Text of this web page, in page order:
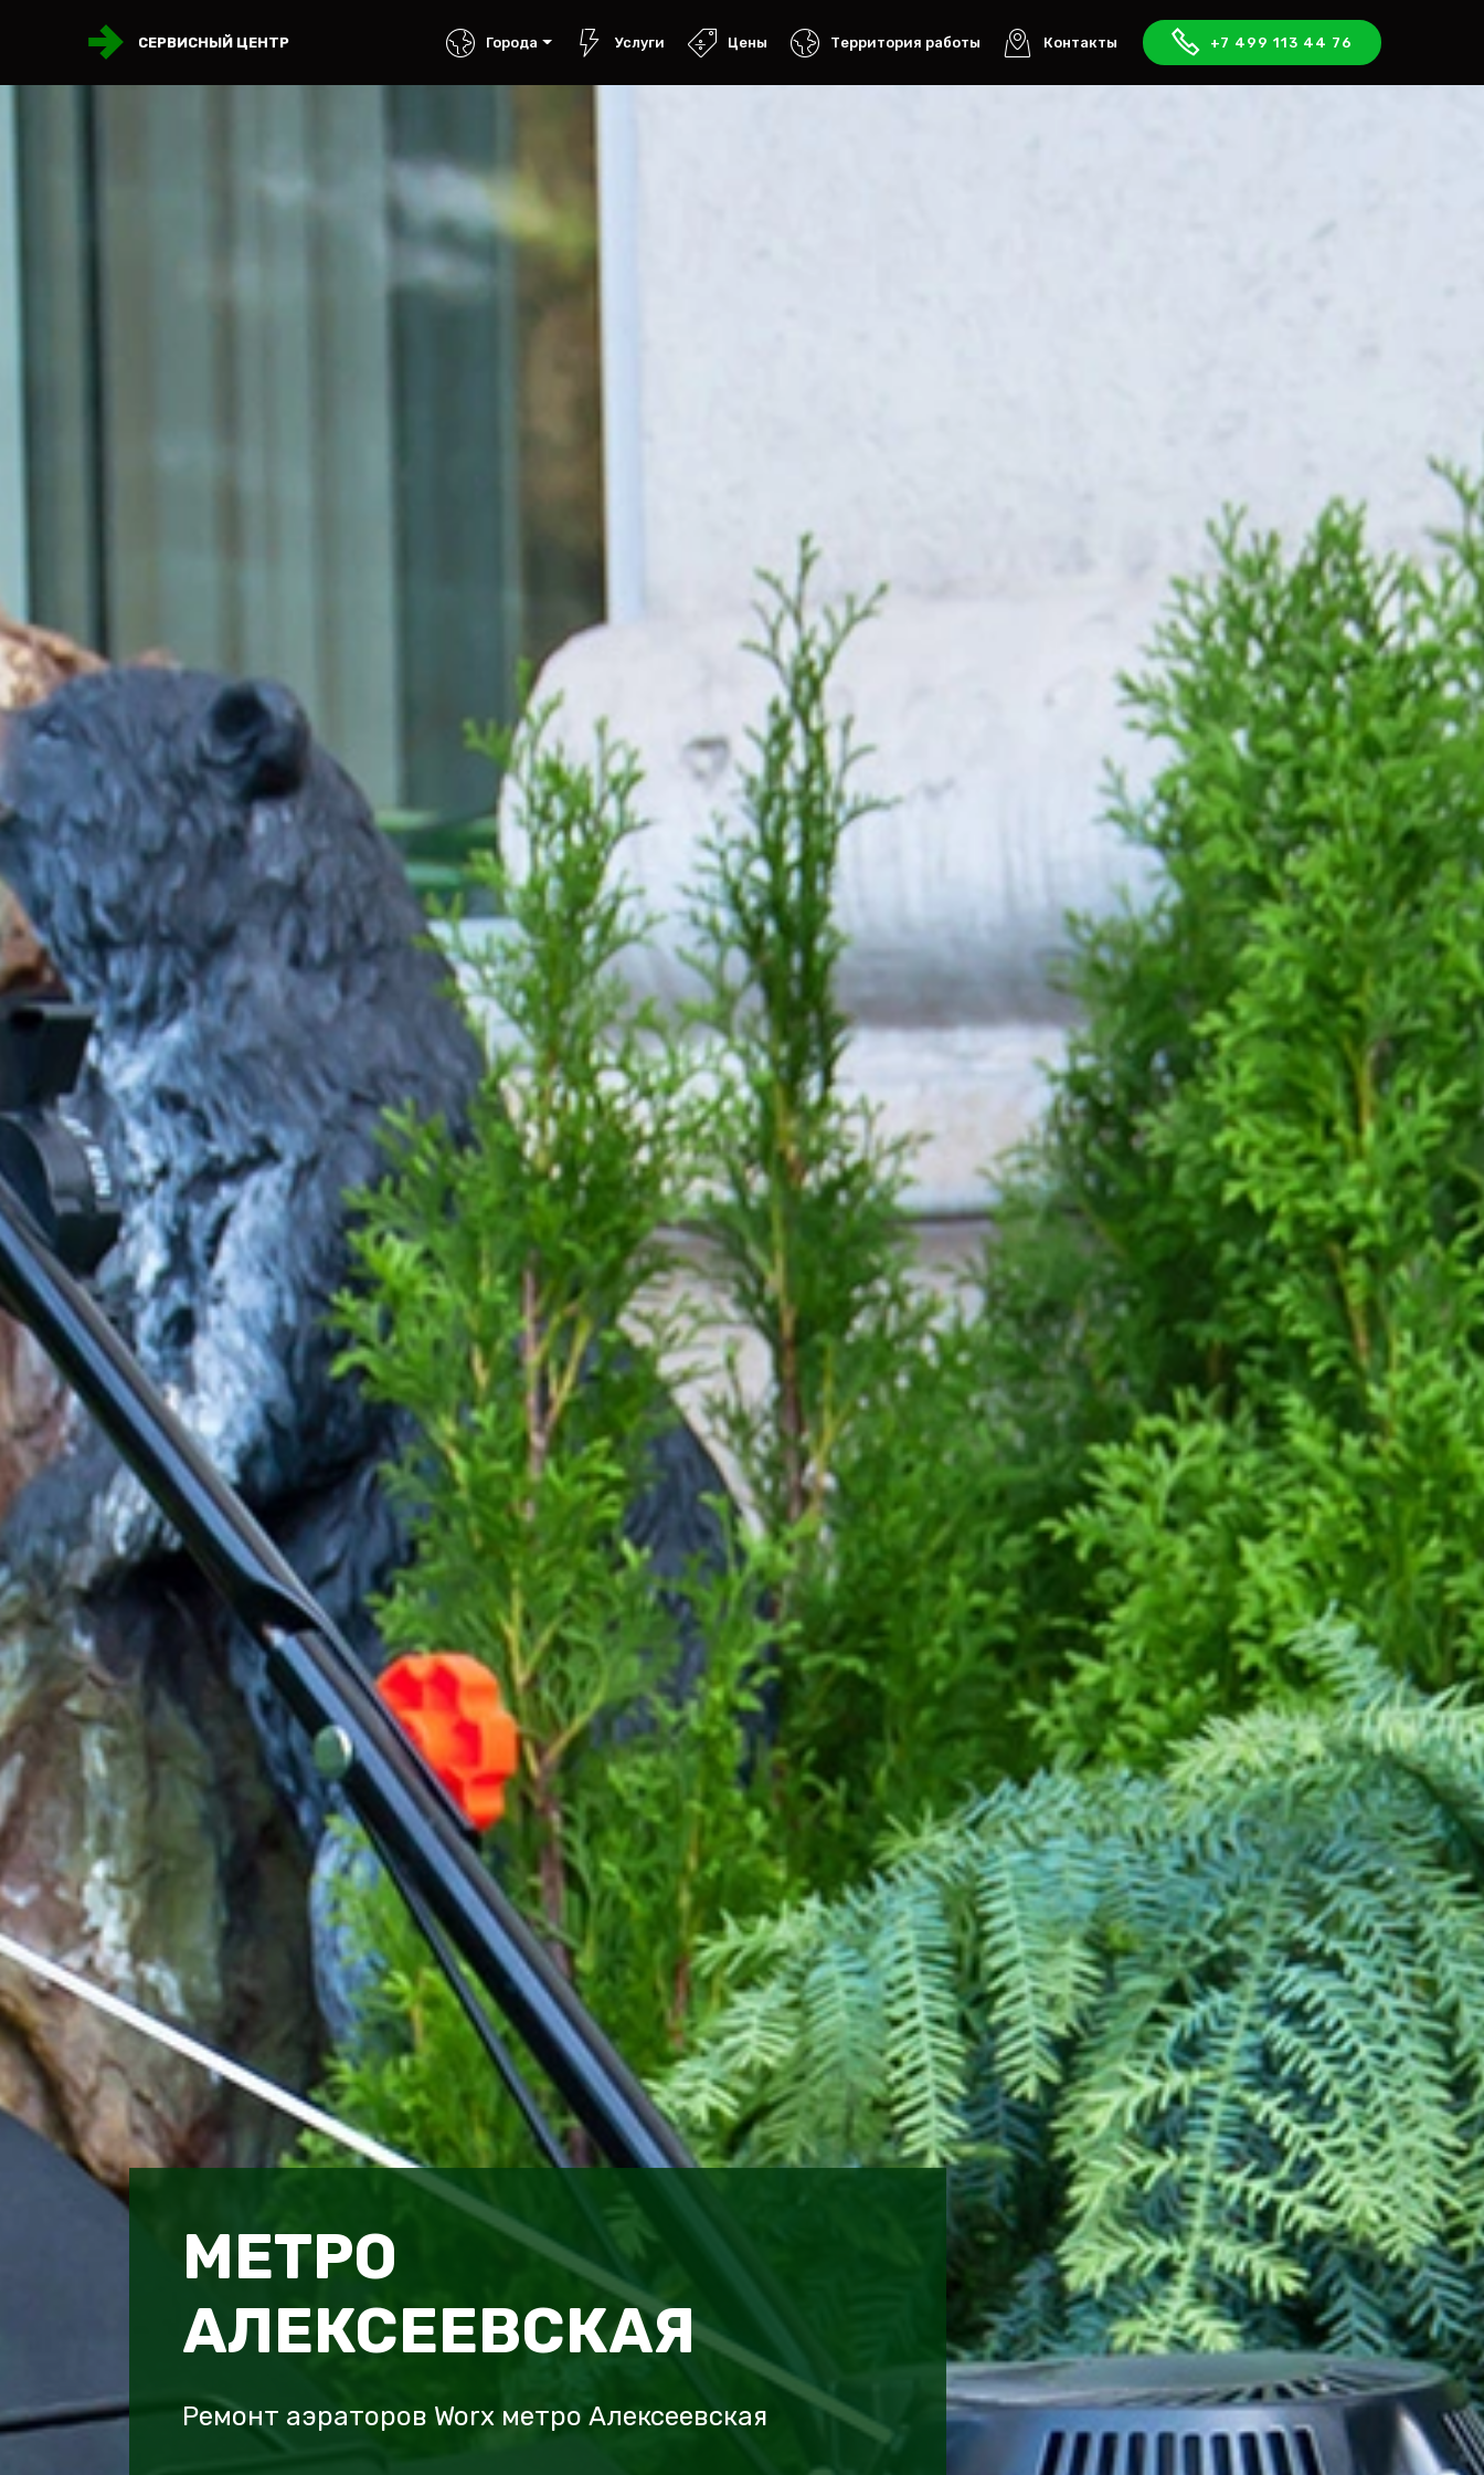
СЕРВИСНЫЙ ЦЕНТР Города Услуги Цены Территория работы Контакты +7 499 113 44 76
МЕТРО
АЛЕКСЕЕВСКАЯ
Ремонт аэраторов Worx метро Алексеевская